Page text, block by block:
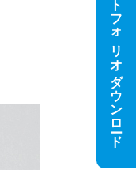
ポートフォリオダウンロード